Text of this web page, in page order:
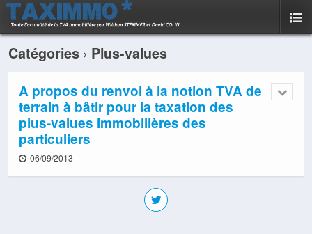
Catégories › Plus-values
A propos du renvoi à la notion TVA de
terrain à bâtir pour la taxation des
plus-values immobilières des
particuliers
06/09/2013